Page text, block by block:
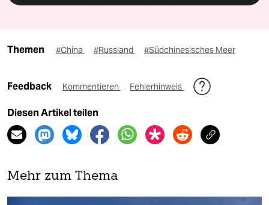
Themen #China #Russland #Südchinesisches Meer
Feedback Kommentieren Fehlerhinweis
Diesen Artikel teilen
Mehr zum Thema